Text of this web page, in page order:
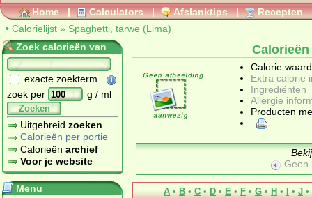
Home | Calculators | Afslanktips | Recepten
• Calorielijst » Spaghetti, tarwe (Lima)
Zoek calorieën van
exacte zoekterm
zoek per
g / ml
Zoeken
Uitgebreid zoeken
Calorieën per portie
Calorieën archief
Voor je website
Menu
Calorie
Extra calorie
Ingrediënten
Allergie
Producten
Geen
A • B • C • D • E • F • G • H • I • J •